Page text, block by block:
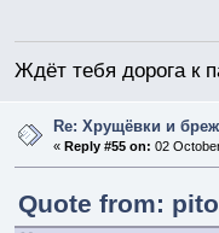
Ждёт тебя дорога к
Re: Хрущёвки и
«Reply #55 on: 02
Quote from: